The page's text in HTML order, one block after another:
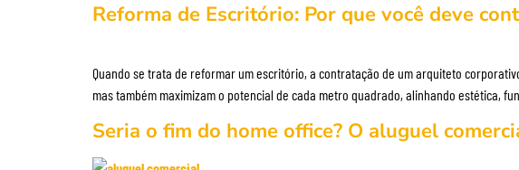
Reforma de Escritório: Por que você deve
Quando se trata de reformar um escritório, a contratação de um arquiteto
mas também maximizam o potencial de cada metro quadrado, alinhando
Seria o fim do home office? O aluguel